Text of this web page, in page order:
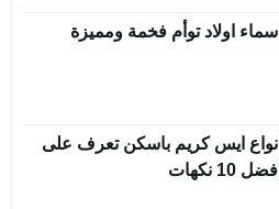
اسماء اولاد توأم فخمة ومميزة
انواع ايس كريم باسكن تعرف على
أفضل 10 نكهات